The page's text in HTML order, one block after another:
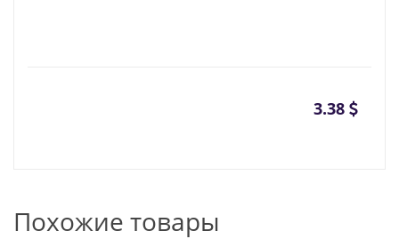
3.38
Похожие товары